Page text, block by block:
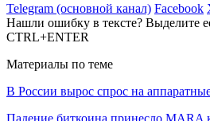
Telegram (основной канал) Facebook
Нашли ошибку в тексте? Выделите
CTRL+ENTER
Материалы по теме
В России вырос спрос на
Падение биткоина принесло MARA